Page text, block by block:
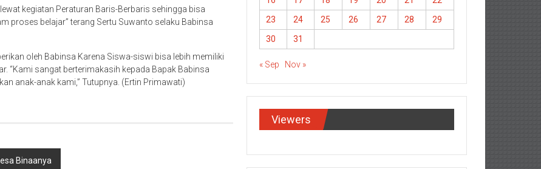
kegiatan Peraturan Baris-Berbaris sehingga bisa
proses belajar” terang Sertu Suwanto selaku Babinsa
oleh Babinsa Karena Siswa-siswi bisa lebih memiliki
“Kami sangat berterimakasih kepada Bapak Babinsa
anak-anak kami,” Tutupnya. (Ertin Primawati)
Binaanya
23
24 25 26 27 28
29
30
31
« Sep Nov »
Viewers